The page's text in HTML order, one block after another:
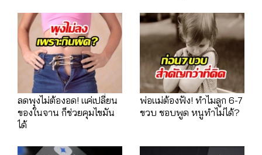
ลดพุงไม่ต้องอด! แค่เปลี่ยน
ของในจาน ก็ช่วยคุมไขมัน
ได้
พ่อแม่ต้องฟัง! ทำไมลูก 6-7
ขวบ ชอบพูด หนูทำไม่ได้?